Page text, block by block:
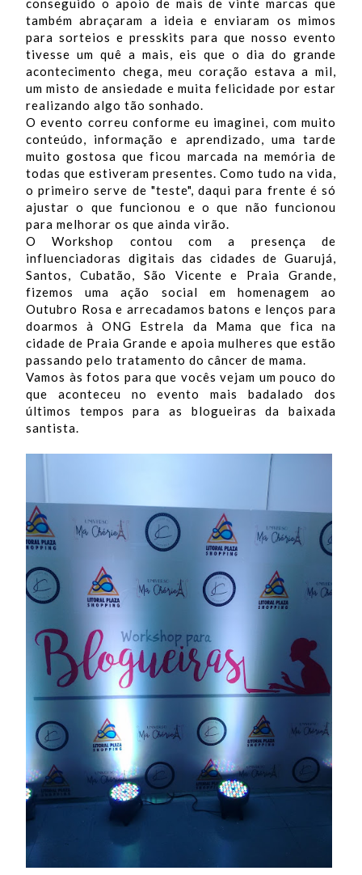
conseguido o apoio de mais de vinte marcas que
também abraçaram a ideia e enviaram os mimos
para sorteios e presskits para que nosso evento
tivesse um quê a mais, eis que o dia do grande
acontecimento chega, meu coração estava a mil,
um misto de ansiedade e muita felicidade por estar
realizando algo tão sonhado.
O evento correu conforme eu imaginei, com muito
conteúdo, informação e aprendizado, uma tarde
muito gostosa que ficou marcada na memória de
todas que estiveram presentes. Como tudo na vida,
o primeiro serve de "teste", daqui para frente é só
ajustar o que funcionou e o que não funcionou
para melhorar os que ainda virão.
O Workshop contou com a presença de
influenciadoras digitais das cidades de Guarujá,
Santos, Cubatão, São Vicente e Praia Grande,
fizemos uma ação social em homenagem ao
Outubro Rosa e arrecadamos batons e lenços para
doarmos à ONG Estrela da Mama que fica na
cidade de Praia Grande e apoia mulheres que estão
passando pelo tratamento do câncer de mama.
Vamos às fotos para que vocês vejam um pouco do
que aconteceu no evento mais badalado dos
últimos tempos para as blogueiras da baixada
santista.